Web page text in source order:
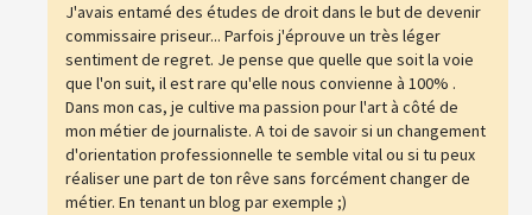
J'avais entamé des études de droit dans le but de devenir
commissaire priseur... Parfois j'éprouve un très léger
sentiment de regret. Je pense que quelle que soit la voie
que l'on suit, il est rare qu'elle nous convienne à 100% .
Dans mon cas, je cultive ma passion pour l'art à côté de
mon métier de journaliste. A toi de savoir si un changement
d'orientation professionnelle te semble vital ou si tu peux
réaliser une part de ton rêve sans forcément changer de
métier. En tenant un blog par exemple ;)